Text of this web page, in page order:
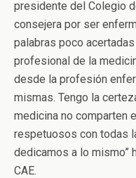
presidente del Colegio
consejera por ser
palabras poco
profesional de la
desde la profesión
mismas. Tengo la
medicina no comparten
respetuosos con todas
dedicamos a lo mismo”
CAE.